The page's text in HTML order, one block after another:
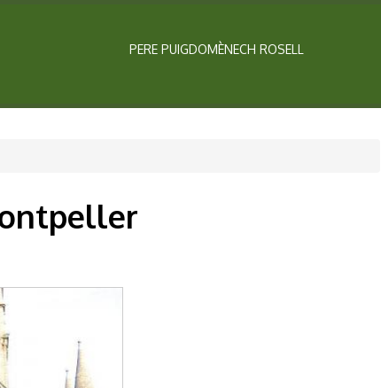
PERE PUIGDOMÈNECH ROSELL